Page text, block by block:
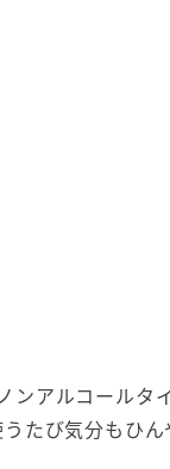
アルコールタ
たび気分もひ